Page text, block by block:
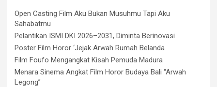
Open Casting Film Aku Bukan Musuhmu Tapi Aku
Sahabatmu
Pelantikan ISMI DKI 2026–2031, Diminta Berinovasi
Poster Film Horor ‘Jejak Arwah Rumah Belanda
Film Foufo Mengangkat Kisah Pemuda Madura
Menara Sinema Angkat Film Horor Budaya Bali “Arwah
Legong”